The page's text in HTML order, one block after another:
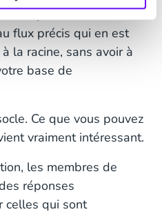
vous pouvez remonter
flux précis qui en est
la racine, sans avoir à
base de
Ce que vous pouvez
vraiment intéressant.
les membres de
réponses
celles qui sont